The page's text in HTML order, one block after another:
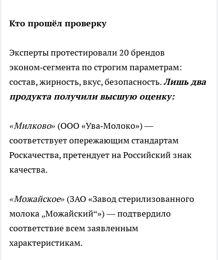
Кто прошёл проверку
Эксперты протестировали 20 брендов
эконом‑сегмента по строгим параметрам:
состав, жирность, вкус, безопасность.Лишь два
продукта получили высшую оценку:
«Милково» (ООО «Ува‑Молоко») —
соответствует опережающим стандартам
Роскачества, претендует на Российский знак
качества.
«Можайское» (ЗАО «Завод стерилизованного
молока „Можайский“») — подтвердило
соответствие всем заявленным
характеристикам.